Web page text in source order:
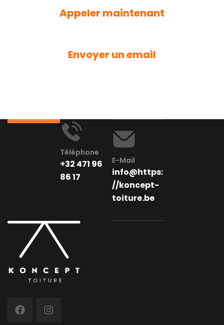
Appeler maintenant
Envoyer un email
Téléphone
+32 471 96
86 17
E-Mail
info@https:
//koncept-
toiture.be